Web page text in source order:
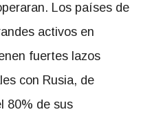
Los países de
activos en
fuertes lazos
con Rusia, de
80% de sus